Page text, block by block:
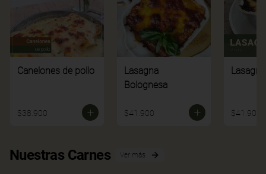
Canelones de pollo
$38.900
Lasagna
Bolognesa
$41.900 $41.900
Nuestras Carnes Ver más